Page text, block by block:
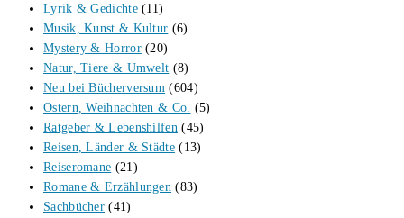
Lyrik & Gedichte (11)
Musik, Kunst & Kultur (6)
Mystery & Horror (20)
Natur, Tiere & Umwelt (8)
Neu bei Bücherversum (604)
Ostern, Weihnachten & Co. (5)
Ratgeber & Lebenshilfen (45)
Reisen, Länder & Städte (13)
Reiseromane (21)
Romane & Erzählungen (83)
Sachbücher (41)